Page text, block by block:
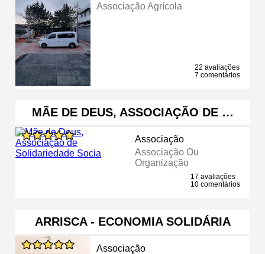
Associação Agrícola
22 avaliações
7 comentários
MÃE DE DEUS, ASSOCIAÇÃO DE …
Associação
Associação Ou
Organização
17 avaliações
10 comentários
ARRISCA - ECONOMIA SOLIDÁRIA
Associação